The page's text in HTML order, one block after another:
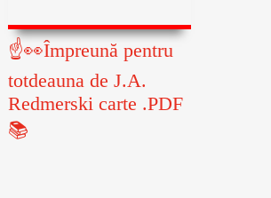
☝👀Împreună pentru
totdeauna de J.A.
Redmerski carte .PDF
📚